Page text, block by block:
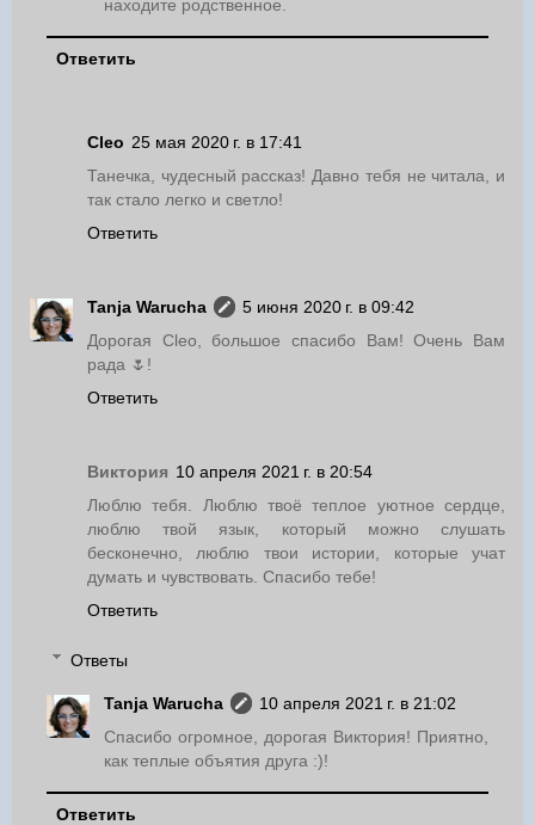
находите родственное.
Ответить
Cleo 25 мая 2020 г. в 17:41
Танечка, чудесный рассказ! Давно тебя не читала, и
так стало легко и светло!
Ответить
Tanja Warucha
5 июня 2020 г. в 09:42
Дорогая Cleo, большое спасибо Вам! Очень Вам
рада 🌷!
Ответить
Виктория 10 апреля 2021 г. в 20:54
Люблю тебя. Люблю твоё теплое уютное сердце,
люблю твой язык, который можно слушать
бесконечно, люблю твои истории, которые учат
думать и чувствовать. Спасибо тебе!
Ответить
Ответы
Tanja Warucha
10 апреля 2021 г. в 21:02
Спасибо огромное, дорогая Виктория! Приятно,
как теплые объятия друга :)!
Ответить